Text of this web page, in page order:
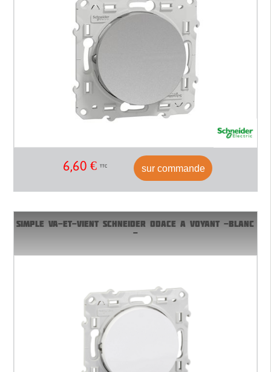
6,60 € TTC sur commande
SIMPLE VA-ET-VIENT SCHNEIDER ODACE A VOYANT -BLANC
-